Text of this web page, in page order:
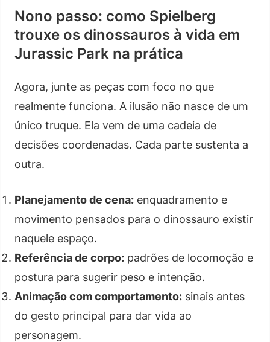
Nono passo: como Spielberg
trouxe os dinossauros à vida em
Jurassic Park na prática
Agora, junte as peças com foco no que
realmente funciona. A ilusão não nasce de um
único truque. Ela vem de uma cadeia de
decisões coordenadas. Cada parte sustenta a
outra.
Planejamento de cena: enquadramento e
movimento pensados para o dinossauro existir
naquele espaço.
Referência de corpo: padrões de locomoção e
postura para sugerir peso e intenção.
Animação com comportamento: sinais antes
do gesto principal para dar vida ao
personagem.